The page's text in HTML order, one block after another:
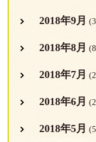
2018年9月
2018年8月
2018年7月
2018年6月
2018年5月